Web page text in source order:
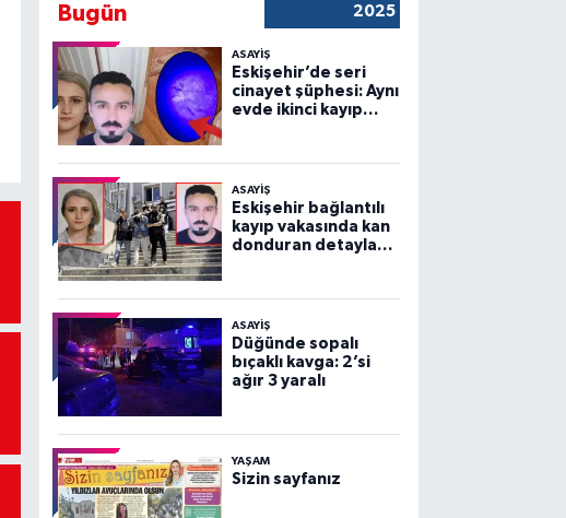
Bugün
2025
ASAYİŞ
Eskişehir’de seri
cinayet şüphesi: Aynı
evde ikinci kayıp
ASAYİŞ
Eskişehir bağlantılı
kayıp vakasında kan
donduran detaylar
ASAYİŞ
Düğünde sopalı
bıçaklı kavga: 2’si
ağır 3 yaralı
YAŞAM
Sizin sayfanız